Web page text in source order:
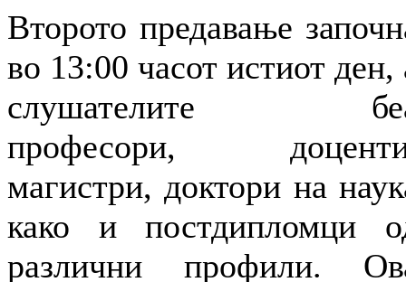
Второто предавање
во 13:00 часот истиот ден,
слушателите
професори,
магистри, доктори на
како и постдипломци
различни профили.